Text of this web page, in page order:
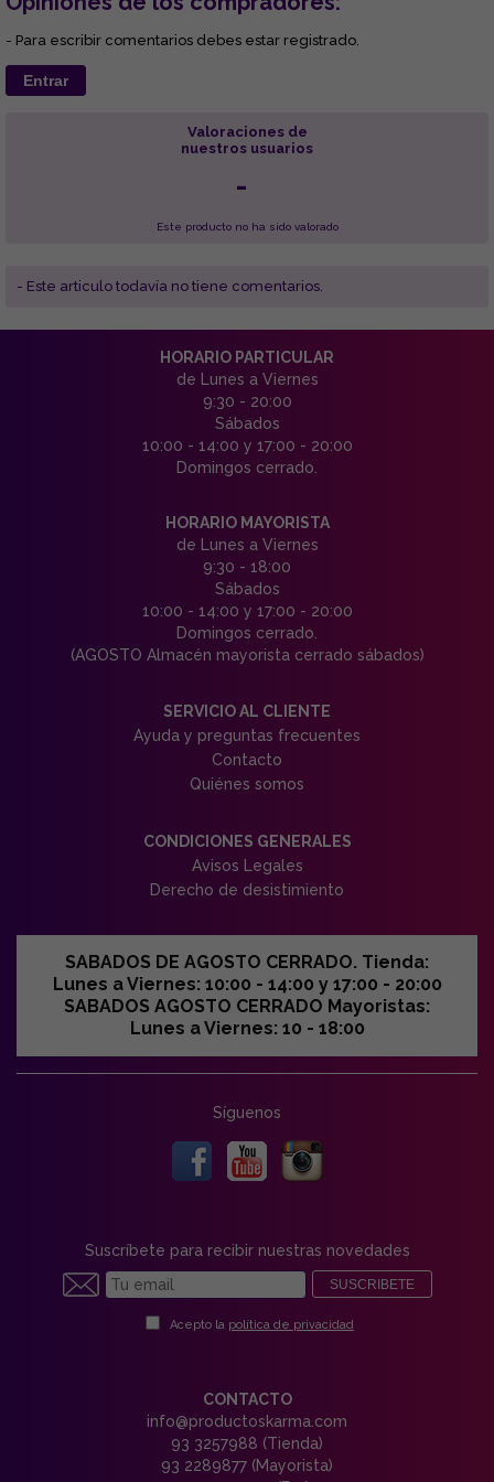
- Para escribir comentarios debes estar registrado.
Entrar
Valoraciones de
nuestros usuarios
-
Este producto no ha sido valorado
- Este articulo todavía no tiene comentarios.
HORARIO PARTICULAR
de Lunes a Viernes
9:30 - 20:00
Sábados
10:00 - 14:00 y 17:00 - 20:00
Domingos cerrado.
HORARIO MAYORISTA
de Lunes a Viernes
9:30 - 18:00
Sábados
10:00 - 14:00 y 17:00 - 20:00
Domingos cerrado.
(AGOSTO Almacén mayorista cerrado sábados)
SERVICIO AL CLIENTE
Ayuda y preguntas frecuentes
Contacto
Quiénes somos
CONDICIONES GENERALES
Avisos Legales
Derecho de desistimiento
SABADOS DE AGOSTO CERRADO. Tienda:
Lunes a Viernes: 10:00 - 14:00 y 17:00 - 20:00
SABADOS AGOSTO CERRADO Mayoristas:
Lunes a Viernes: 10 - 18:00
Síguenos
Suscríbete para recibir nuestras novedades
SUSCRIBETE
Acepto la política de privacidad
CONTACTO
info@productoskarma.com
93 3257988 (Tienda)
93 2289877 (Mayorista)